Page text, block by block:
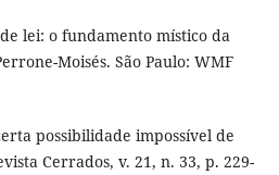
de lei: o fundamento místico da
Moisés. São Paulo: WMF
possibilidade impossível de
Cerrados, v. 21, n. 33, p. 229-